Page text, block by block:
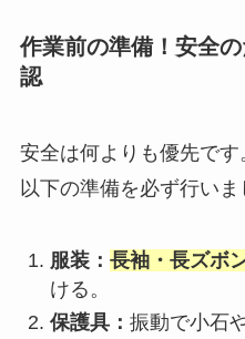
作業前の準備！安全
認
安全は何よりも優先です
以下の準備を必ず行いま
服装： 長袖・長ズボ
ける。
保護具： 振動で小石